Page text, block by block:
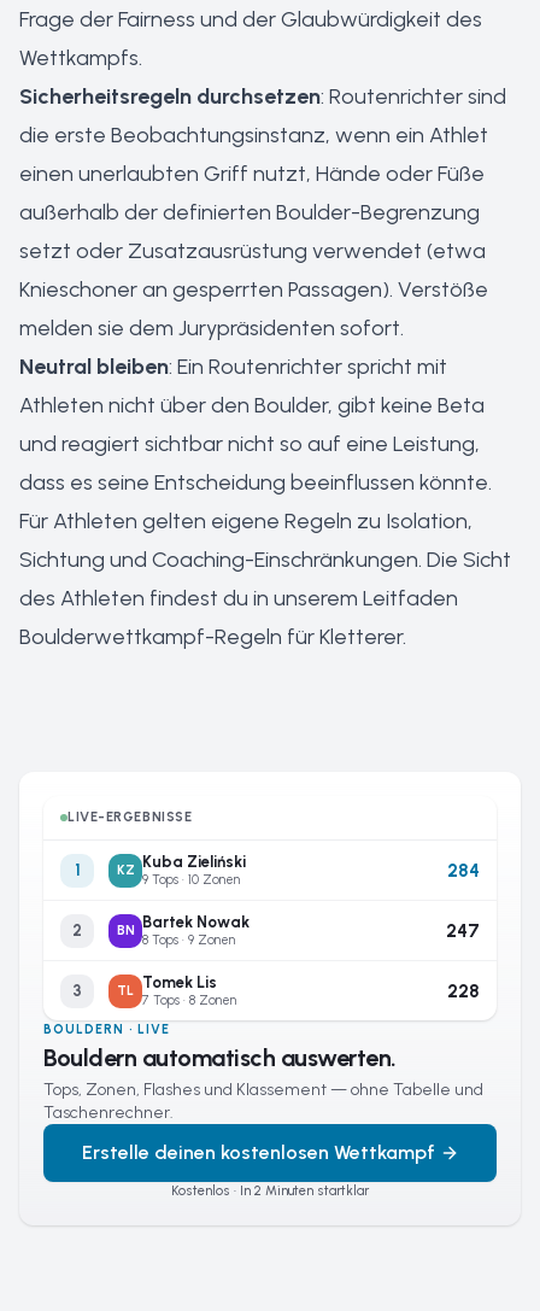
Frage der Fairness und der Glaubwürdigkeit des
Wettkampfs.
Sicherheitsregeln durchsetzen: Routenrichter sind
die erste Beobachtungsinstanz, wenn ein Athlet
einen unerlaubten Griff nutzt, Hände oder Füße
außerhalb der definierten Boulder-Begrenzung
setzt oder Zusatzausrüstung verwendet (etwa
Knieschoner an gesperrten Passagen). Verstöße
melden sie dem Jurypräsidenten sofort.
Neutral bleiben: Ein Routenrichter spricht mit
Athleten nicht über den Boulder, gibt keine Beta
und reagiert sichtbar nicht so auf eine Leistung,
dass es seine Entscheidung beeinflussen könnte.
Für Athleten gelten eigene Regeln zu Isolation,
Sichtung und Coaching-Einschränkungen. Die Sicht
des Athleten findest du in unserem Leitfaden
Boulderwettkampf-Regeln für Kletterer.
LIVE-ERGEBNISSE
1 KZ Kuba Zieliński
9 Tops · 10 Zonen 284
2 BN Bartek Nowak
8 Tops · 9 Zonen 247
3 TL Tomek Lis
7 Tops · 8 Zonen 228
BOULDERN · LIVE
Bouldern automatisch auswerten.
Tops, Zonen, Flashes und Klassement — ohne Tabelle und
Taschenrechner.
Erstelle deinen kostenlosen Wettkampf
Kostenlos · In 2 Minuten startklar